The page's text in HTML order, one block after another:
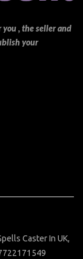
you , the seller and
your
Caster In UK,